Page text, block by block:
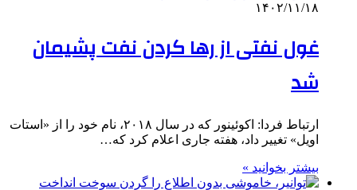
۱۴۰۲/۱۱/۱۸
غول نفتی از رها کردن نفت پشیمان
شد
ارتباط فردا: اکوئینور که در سال ۲۰۱۸، نام خود را از «استات
اویل» تغییر داد، هفته جاری اعلام کرد که…
بیشتر بخوانید »